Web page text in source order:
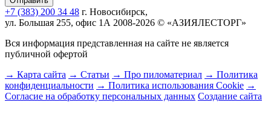
+7 (383) 200 34 48 г. Новосибирск,
ул. Большая 255, офис 1А 2008-2026 © «АЗИЯЛЕСТОРГ»
Вся информация представленная на сайте не является
публичной офертой
→ Карта сайта → Статьи → Про пиломатериал → Политика
конфиденциальности → Политика использования Cookie →
Согласие на обработку персональных данных Создание сайта